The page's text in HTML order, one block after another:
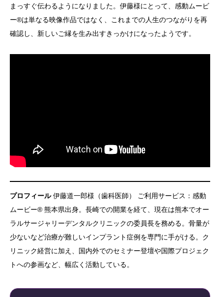
まっすぐ伝わるようになりました。伊藤様にとって、感動ムービ
ー®は単なる映像作品ではなく、これまでの人生のつながりを再
確認し、新しいご縁を生み出すきっかけになったようです。
プロフィール伊藤道一郎様（歯科医師） ご利用サービス：感動
ムービー® 熊本県出身。長崎での開業を経て、現在は熊本でオー
ラルサージャリーデンタルクリニックの委員長を務める。骨量が
少ないなど治療が難しいインプラント症例を専門に手がける。ク
リニック経営に加え、国内外でのセミナー登壇や国際プロジェク
トへの参画など、幅広く活動している。